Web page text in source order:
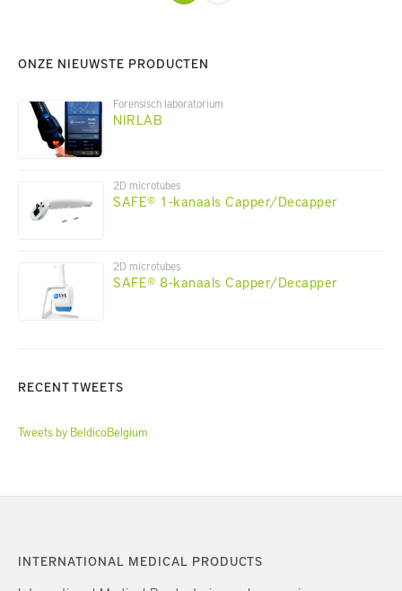
ONZE NIEUWSTE PRODUCTEN
Forensisch laboratorium
NIRLAB
2D microtubes
SAFE® 1-kanaals Capper/Decapper
2D microtubes
SAFE® 8-kanaals Capper/Decapper
RECENT TWEETS
Tweets by BeldicoBelgium
INTERNATIONAL MEDICAL PRODUCTS